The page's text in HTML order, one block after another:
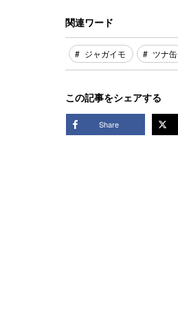
関連ワード
ジャガイモ ツナ缶
この記事をシェアする
Share